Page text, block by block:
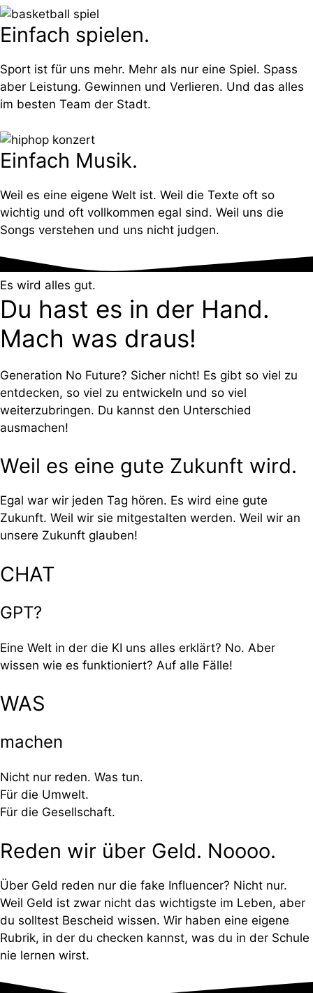
Einfach spielen.
Sport ist für uns mehr. Mehr als nur eine Spiel. Spass
aber Leistung. Gewinnen und Verlieren. Und das alles
im besten Team der Stadt.
Einfach Musik.
Weil es eine eigene Welt ist. Weil die Texte oft so
wichtig und oft vollkommen egal sind. Weil uns die
Songs verstehen und uns nicht judgen.
Es wird alles gut.
Du hast es in der Hand.
Mach was draus!
Generation No Future? Sicher nicht! Es gibt so viel zu
entdecken, so viel zu entwickeln und so viel
weiterzubringen. Du kannst den Unterschied
ausmachen!
Weil es eine gute Zukunft wird.
Egal war wir jeden Tag hören. Es wird eine gute
Zukunft. Weil wir sie mitgestalten werden. Weil wir an
unsere Zukunft glauben!
CHAT
GPT?
Eine Welt in der die KI uns alles erklärt? No. Aber
wissen wie es funktioniert? Auf alle Fälle!
WAS
machen
Nicht nur reden. Was tun.
Für die Umwelt.
Für die Gesellschaft.
Reden wir über Geld. Noooo.
Über Geld reden nur die fake Influencer? Nicht nur.
Weil Geld ist zwar nicht das wichtigste im Leben, aber
du solltest Bescheid wissen. Wir haben eine eigene
Rubrik, in der du checken kannst, was du in der Schule
nie lernen wirst.